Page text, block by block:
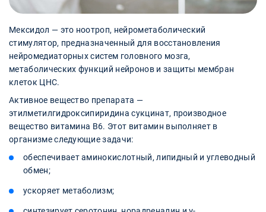
Мексидол — это ноотроп, нейрометаболический
стимулятор, предназначенный для восстановления
нейромедиаторных систем головного мозга,
метаболических функций нейронов и защиты мембран
клеток ЦНС.
Активное вещество препарата —
этилметилгидроксипиридина сукцинат, производное
вещество витамина B6. Этот витамин выполняет в
организме следующие задачи:
обеспечивает аминокислотный, липидный и углеводный
обмен;
ускоряет метаболизм;